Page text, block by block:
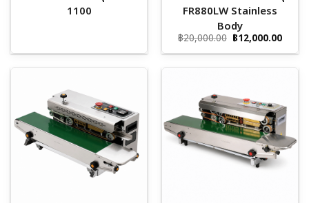
1100
FR880LW Stainless
Body
฿20,000.00 Original
price
was:
฿20,000.00.
฿12,000.00
is:
฿